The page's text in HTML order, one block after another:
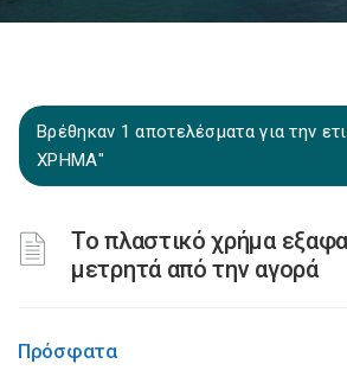
Βρέθηκαν 1 αποτελέσματα για την
ΧΡΗΜΑ"
Το πλαστικό χρήμα
μετρητά από την αγορά
Πρόσφατα